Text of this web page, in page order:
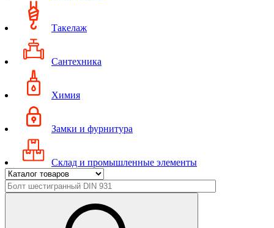
Такелаж
Сантехника
Химия
Замки и фурнитура
Склад и промышленные элементы